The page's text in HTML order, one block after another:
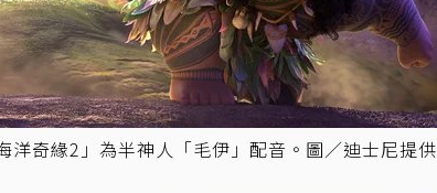
洋奇緣2」為半神人「毛伊」配音。圖／迪士尼提供